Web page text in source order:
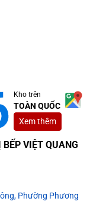
Kho trên
TOÀN QUỐC
Xem thêm
VIỆT QUANG
Phường Phương